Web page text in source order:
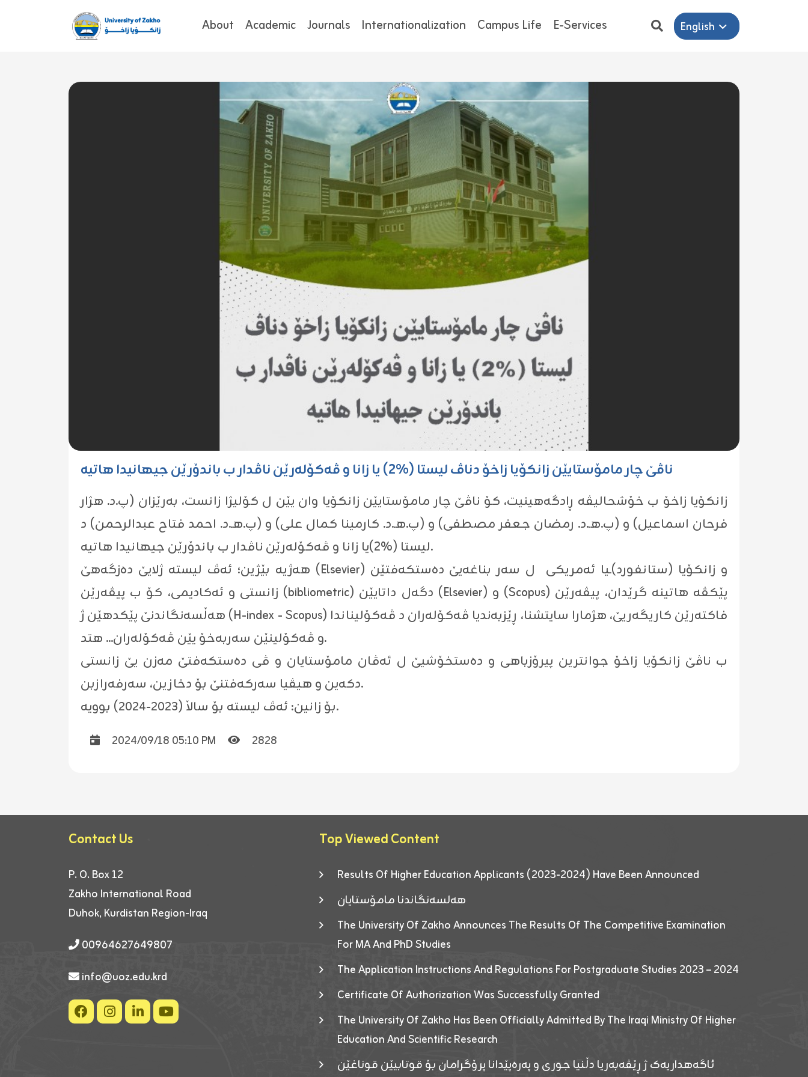
About Academic Journals Internationalization Campus Life E-Services English
ناڤێ چار مامۆستایێن زانکۆیا زاخۆ دناڤ لیستا (%2) یا زانا و ڤەکۆلەرێن ناڤدار ب باندۆرێن جیهانیدا هاتیە
زانکۆیا زاخۆ ب خۆشحالیڤە ڕادگەهینیت، کۆ ناڤێ چار مامۆستایێن زانکۆیا وان یێن ل کۆلیژا زانست، بەرێزان (پ.د. هژار
فرحان اسماعیل) و (پ.هـ.د. رمضان جعفر مصطفی) و (پ.هـ.د. کارمینا کمال علی) و (پ.هـ.د. احمد فتاح عبدالرحمن) د
لیستا (%2)یا زانا و ڤەکۆلەرێن ناڤدار ب باندۆرێن جیهانیدا هاتیە.
هەژیە بێژین؛ ئەڤ لیستە ژلایێ دەزگەهێ (Elsevier) و زانکۆیا (ستانفورد)ـیا ئەمریکی ل سەر بناغەیێ دەستکەفتێن
زانستی و ئەکادیمی، کۆ ب پیڤەرێن (bibliometric) دگەل داتایێن (Elsevier) و (Scopus) پێکڤە هاتینە گرێدان، پیڤەرێن
هەڵسەنگاندنێ پێکدهێن ژ (H-index - Scopus) فاکتەرێن کاریگەریێ، هژمارا سایتشنا، ڕێزبەندیا ڤەکۆلەران د ڤەکۆلیناندا
و ڤەکۆلینێن سەربەخۆ یێن ڤەکۆلەران... هتد.
ب ناڤێ زانکۆیا زاخۆ جوانترین پیرۆزباهی و دەستخۆشیێ ل ئەڤان مامۆستایان و ڤی دەستکەفتێ مەزن یێ زانستی
دکەین و هیڤیا سەرکەفتنێ بۆ دخازین، سەرفەرازبن.
بۆ زانین: ئەڤ لیستە بۆ ساڵا (٢٠٢٣-٢٠٢٤) بوویە.
2024/09/18 05:10 PM 2828
Contact Us
P. O. Box 12
Zakho International Road
Duhok, Kurdistan Region-Iraq
00964627649807
info@uoz.edu.krd
Top Viewed Content
Results Of Higher Education Applicants (2023-2024) Have Been Announced
هەلسەنگاندنا مامۆستایان
The University Of Zakho Announces The Results Of The Competitive Examination
For MA And PhD Studies
The Application Instructions And Regulations For Postgraduate Studies 2023 – 2024
Certificate Of Authorization Was Successfully Granted
The University Of Zakho Has Been Officially Admitted By The Iraqi Ministry Of Higher
Education And Scientific Research
ئاگەهداریەک ژ ڕێڤەبەریا دڵنیا جوری و پەرەپێدانا پرۆگرامان بۆ قوتابیێن قوناغێن